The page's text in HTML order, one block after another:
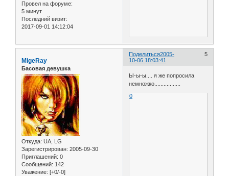
Провел на форуме:
5 минут
Последний визит:
2017-09-01 14:12:04
Поделиться 5
2005-
10-06 18:03:41
MigeRay
Басовая девушка
Откуда: UA, LG
Зарегистрирован: 2005-09-30
Приглашений: 0
Сообщений: 142
Уважение: [+0/-0]
Ы-ы-ы.... я же попросила
немножко.................
0